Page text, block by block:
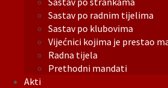
Sastav po radnim tijelima
Sastav po klubovima
Vijećnici kojima je prestao
Radna tijela
Prethodni mandati
Akti